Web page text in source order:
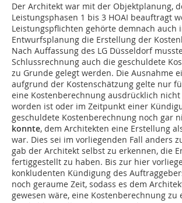
Der Architekt war mit der Objektplanung,
Leistungsphasen 1 bis 3 HOAI beauftragt
Leistungspflichten gehörte demnach auch
Entwurfsplanung die Erstellung der
Nach Auffassung des LG Düsseldorf
Schlussrechnung auch die geschuldete
zu Grunde gelegt werden. Die Ausnahme
aufgrund der Kostenschätzung gelte nur
eine Kostenberechnung ausdrücklich
worden ist oder im Zeitpunkt einer
geschuldete Kostenberechnung noch gar
konnte, dem Architekten eine Erstellung
war. Dies sei im vorliegenden Fall anders
gab der Architekt selbst zu erkennen, die
fertiggestellt zu haben. Bis zur hier
konkludenten Kündigung des
noch geraume Zeit, sodass es dem
gewesen wäre, eine Kostenberechnung zu